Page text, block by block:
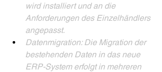
wird installiert und an die
Anforderungen des Einzelhändlers
angepasst.
Datenmigration: Die Migration der
bestehenden Daten in das neue
ERP-System erfolgt in mehreren